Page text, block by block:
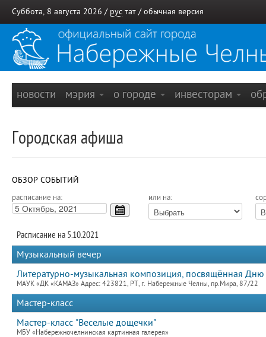
Суббота, 8 августа 2026 / рус тат / обычная версия
новости мэрия о городе инвесторам
Городская афиша
ОБЗОР СОБЫТИЙ
расписание на: или на:
Расписание на 5.10.2021
Музыкальный вечер
Литературно-музыкальная композиция, посвящённая Дню
МАУК «ДК «КАМАЗ» Адрес: 423821, РТ, г. Набережные Челны, пр.Мира, 87/22
Мастер-класс
Мастер-класс "Веселые дощечки"
МБУ «Набережночелнинская картинная галерея»